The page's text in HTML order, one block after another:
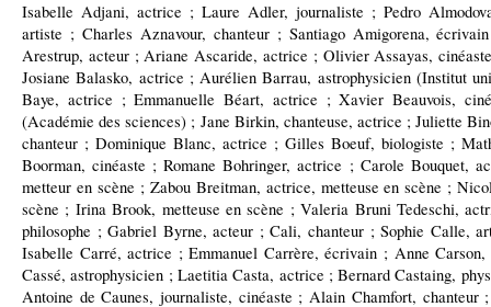
Isabelle Adjani, actrice ; Laure Adler, journaliste ; Pedro
artiste ; Charles Aznavour, chanteur ; Santiago Amigorena,
Arestrup, acteur ; Ariane Ascaride, actrice ; Olivier Assayas,
Josiane Balasko, actrice ; Aurélien Barrau, astrophysicien (Institut
Baye, actrice ; Emmanuelle Béart, actrice ; Xavier Beauvois,
(Académie des sciences) ; Jane Birkin, chanteuse, actrice ; Juliette
chanteur ; Dominique Blanc, actrice ; Gilles Boeuf, biologiste ;
Boorman, cinéaste ; Romane Bohringer, actrice ; Carole Bouquet,
metteur en scène ; Zabou Breitman, actrice, metteuse en scène ;
scène ; Irina Brook, metteuse en scène ; Valeria Bruni Tedeschi,
philosophe ; Gabriel Byrne, acteur ; Cali, chanteur ; Sophie Calle,
Isabelle Carré, actrice ; Emmanuel Carrère, écrivain ; Anne
Cassé, astrophysicien ; Laetitia Casta, actrice ; Bernard Castaing,
Antoine de Caunes, journaliste, cinéaste ; Alain Chamfort, chanteur